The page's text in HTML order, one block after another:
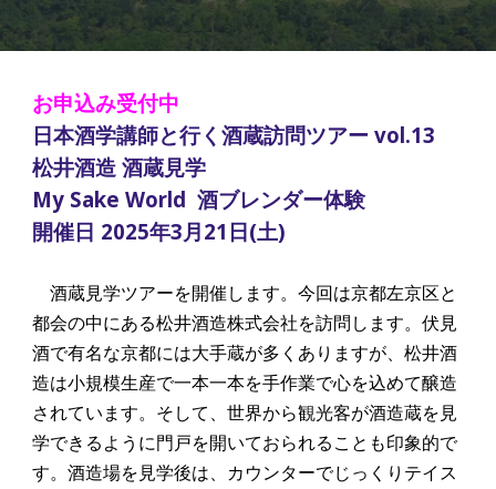
お申込み受付中
日本酒学講師と行く酒蔵訪問ツアー vol.13
松井酒造 酒蔵見学
My Sake World 酒ブレンダー体験
開催日 2025年3月21 日(土)
酒蔵見学ツアーを開催します。今回は京都左京区と
都会の中にある松井酒造株式会社を訪問します。伏見
酒で有名な京都には大手蔵が多くありますが、松井酒
造は小規模生産で一本一本を手作業で心を込めて醸造
されています。そして、世界から観光客が酒造蔵を見
学できるように門戸を開いておられることも印象的で
す。酒造場を見学後は、カウンターでじっくりテイス